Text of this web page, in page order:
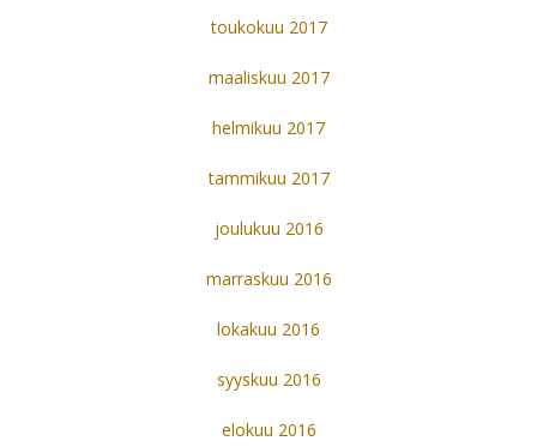
toukokuu 2017
maaliskuu 2017
helmikuu 2017
tammikuu 2017
joulukuu 2016
marraskuu 2016
lokakuu 2016
syyskuu 2016
elokuu 2016